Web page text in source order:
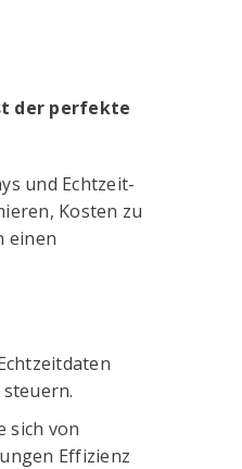
der perfekte
und Echtzeit-
Kosten zu
einen
sich von
Effizienz